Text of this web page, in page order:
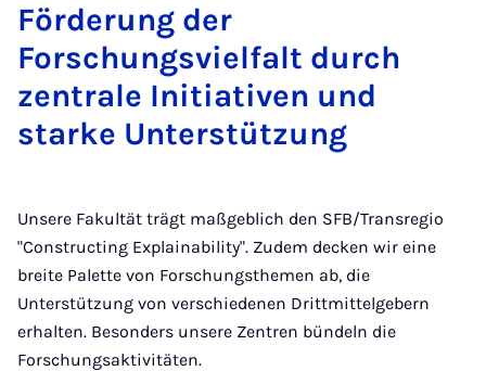
Förderung der
Forschungsvielfalt durch
zentrale Initiativen und
starke Unterstützung
Unsere Fakultät trägt maßgeblich den SFB/Transregio
"Constructing Explainability". Zudem decken wir eine
breite Palette von Forschungsthemen ab, die
Unterstützung von verschiedenen Drittmittelgebern
erhalten. Besonders unsere Zentren bündeln die
Forschungsaktivitäten.